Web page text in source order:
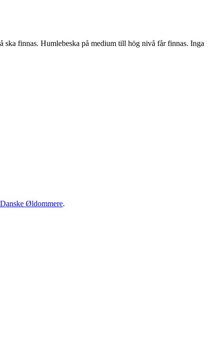
finnas. Humlebeska på medium till hög nivå får finnas. Inga
Danske Øldommere.